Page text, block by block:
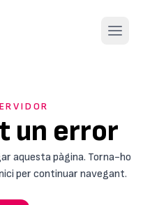
Open
un error
aquesta pàgina. Torna-ho
per continuar navegant.